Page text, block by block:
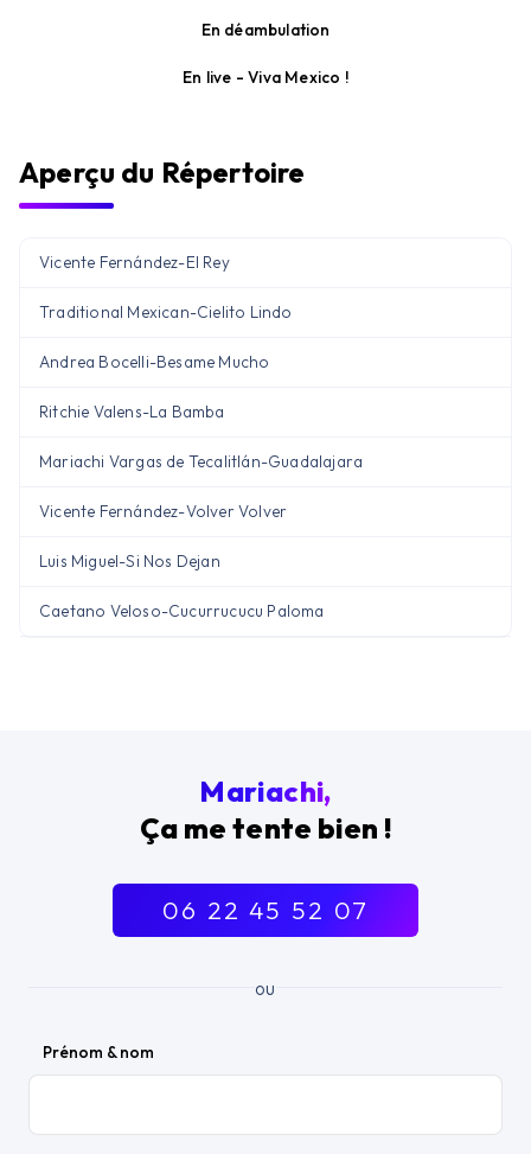
En déambulation
En live - Viva Mexico !
Aperçu du Répertoire
Vicente Fernández-El Rey
Traditional Mexican-Cielito Lindo
Andrea Bocelli-Besame Mucho
Ritchie Valens-La Bamba
Mariachi Vargas de Tecalitlán-Guadalajara
Vicente Fernández-Volver Volver
Luis Miguel-Si Nos Dejan
Caetano Veloso-Cucurrucucu Paloma
Mariachi,
Ça me tente bien !
06 22 45 52 07
ou
Prénom & nom